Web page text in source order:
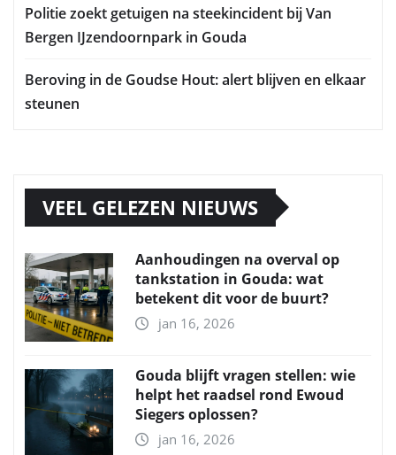
Politie zoekt getuigen na steekincident bij Van
Bergen IJzendoornpark in Gouda
Beroving in de Goudse Hout: alert blijven en elkaar
steunen
VEEL GELEZEN NIEUWS
Aanhoudingen na overval op
tankstation in Gouda: wat
betekent dit voor de buurt?
jan 16, 2026
Gouda blijft vragen stellen: wie
helpt het raadsel rond Ewoud
Siegers oplossen?
jan 16, 2026